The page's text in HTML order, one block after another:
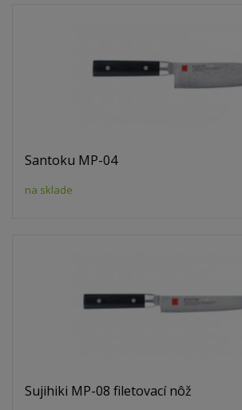
Santoku MP-04
na sklade
Sujihiki MP-08 filetovací nôž